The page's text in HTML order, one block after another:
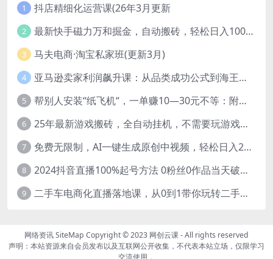
1 抖店精细化运营课(26年3月更新
2 最新快手磁力万和掘金，自动搬砖，轻松日入100-200，操作简单
3 马夫电商·淘宝私家班(更新3月)
4 亚马逊卖家利润飙升课：从品类成功公式到海王打法，让每个SKU都成爆款一路飙升(更新26年3月
5 帮别人安装“纸飞机“，一单赚10—30元不等：附：免费节点
6 25年最新游戏搬砖，全自动挂机，不需要玩游戏，单手机操作日入300+
7 免费无限制，AI一键生成原创中视频，轻松日入2000+，超简单，可矩阵，…
8 2024抖音直播100%起号方法 0粉丝0作品当天破千人在线 多种变现方式
9 二手车电商化直播落地课，从0到1带你玩转二手车直播
网络资讯SiteMap Copyright © 2023 网创云课- All rights reserved
声明：本站资源来自会员发布以及互联网公开收集，不代表本站立场，仅限学习